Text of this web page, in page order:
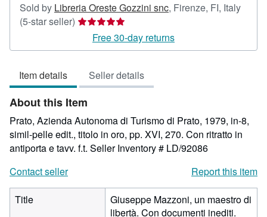
Sold by Libreria Oreste Gozzini snc, Firenze, FI, Italy
(5-star seller) Seller
rating
5
5
stars
Free 30-day returns
Item details Seller details
About this Item
Prato, Azienda Autonoma di Turismo di Prato, 1979, in-8,
simil-pelle edit., titolo in oro, pp. XVI, 270. Con ritratto in
antiporta e tavv. f.t. Seller Inventory # LD/92086
Contact seller
Report this item
Title
Giuseppe Mazzoni, un maestro di
libertà. Con documenti inediti.